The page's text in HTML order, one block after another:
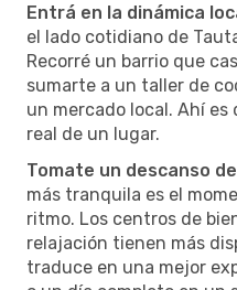
Entrá en la dinámica
el lado cotidiano de
Recorré un barrio que
sumarte a un taller de
un mercado local. Ahí
real de un lugar.
Tomate un descanso
más tranquila es el
ritmo. Los centros de
relajación tienen más
traduce en una mejor